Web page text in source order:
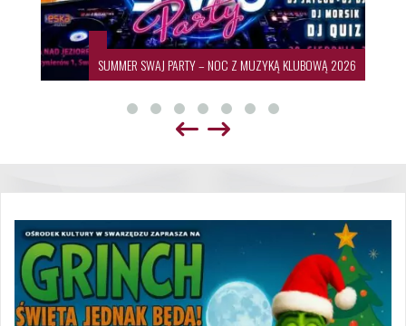
SUMMER SWAJ PARTY – NOC Z MUZYKĄ KLUBOWĄ 2026